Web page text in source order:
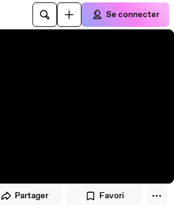
Se connecter
Partager Favori